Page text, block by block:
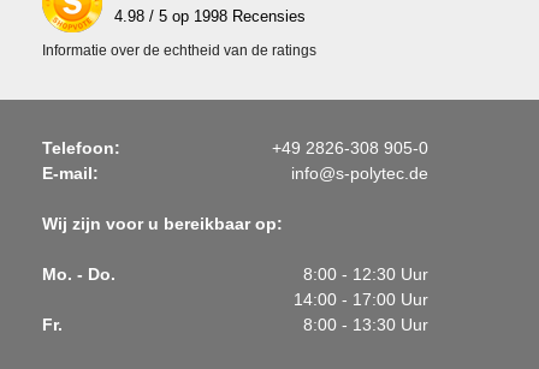
4.98 / 5 op 1998 Recensies
Informatie over de echtheid van de ratings
Telefoon:
+49 2826-308 905-0
E-mail:
info@s-polytec.de
Wij zijn voor u bereikbaar op:
Mo. - Do.
8:00 - 12:30 Uur
14:00 - 17:00 Uur
Fr.
8:00 - 13:30 Uur